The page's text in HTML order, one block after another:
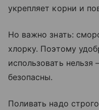
укрепляет корни и
Но важно знать:
хлорку. Поэтому
использовать
безопасны.
Поливать надо